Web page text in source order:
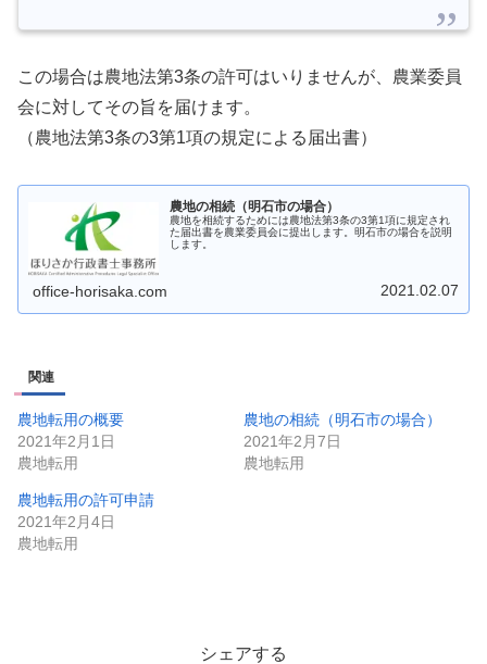
この場合は農地法第3条の許可はいりませんが、農業委員
会に対してその旨を届けます。
（農地法第3条の3第1項の規定による届出書）
農地の相続（明石市の場合）
農地を相続するためには農地法第3条の3第1項に規定され
た届出書を農業委員会に提出します。明石市の場合を説明
します。
office-horisaka.com 2021.02.07
関連
農地転用の概要
2021年2月1日
農地転用
農地の相続（明石市の場合）
2021年2月7日
農地転用
農地転用の許可申請
2021年2月4日
農地転用
シェアする